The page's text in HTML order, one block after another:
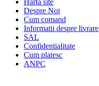
Despre Noi
Cum comand
Informatii despre livrare
SAL
Confidentialitate
Cum platesc
ANPC